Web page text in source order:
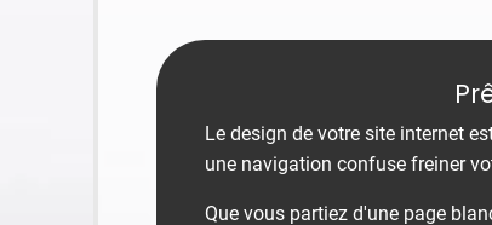
Le design de votre site internet
une navigation confuse freiner
Que vous partiez d'une page